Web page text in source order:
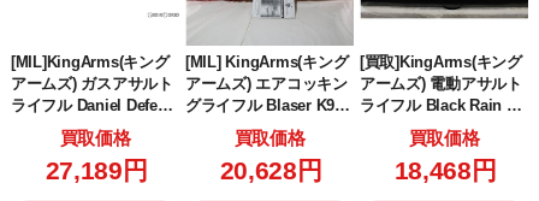
[MIL]KingArms(キング
アームズ) ガスアサルト
ライフル Daniel Defens
e M4A1 GBB【JASG認
定】 BK(ブラック/黒)(E
MG-GBB-02-BK) (18歳
買取価格
27,189円
[MIL] KingArms(キング
アームズ) エアコッキン
グライフル Blaser K93
LRS1 ウルトラグレード
BK(ブラック/黒)(KA-AG-
74) (18歳以上専用)
買取価格
20,628円
[買取]KingArms(キング
アームズ) 電動アサルト
ライフル Black Rain Od
rdance Rifle(ブラックレ
インオードナンス ライ
フル) BK(ブラック/黒)(K
買取価格
18,468円